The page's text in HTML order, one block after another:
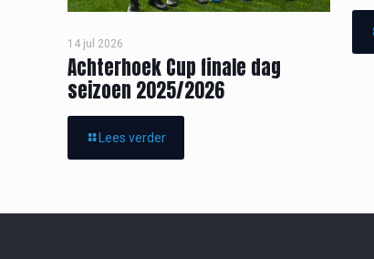
14 jul 2026
Achterhoek Cup finale dag
seizoen 2025/2026
Lees verder